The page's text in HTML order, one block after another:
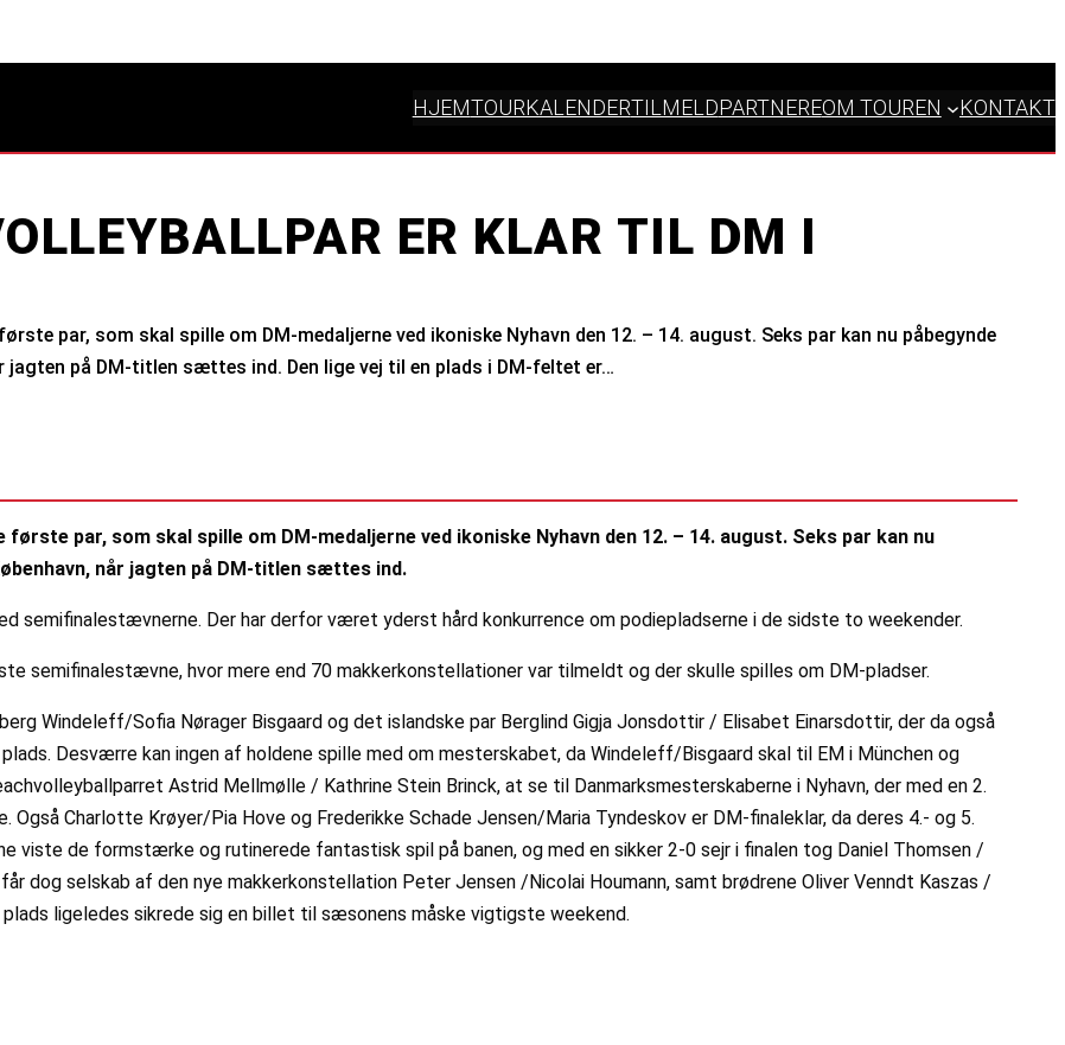
HJEMTOURKALENDERTILMELDPARTNEREOM TOUREN KONTAKT
ER KLAR TIL DM I
par, som skal spille om DM-medaljerne ved ikoniske Nyhavn den 12. – 14. august. Seks par kan nu påbegynde
jagten på DM-titlen sættes ind. Den lige vej til en plads i DM-feltet er…
par, som skal spille om DM-medaljerne ved ikoniske Nyhavn den 12. – 14. august. Seks par kan nu
når jagten på DM-titlen sættes ind.
semifinalestævnerne. Der har derfor været yderst hård konkurrence om podiepladserne i de sidste to weekender.
semifinalestævne, hvor mere end 70 makkerkonstellationer var tilmeldt og der skulle spilles om DM-pladser.
Windeleff/Sofia Nørager Bisgaard og det islandske par Berglind Gigja Jonsdottir / Elisabet Einarsdottir, der da også
Desværre kan ingen af holdene spille med om mesterskabet, da Windeleff/Bisgaard skal til EM i München og
Astrid Mellmølle / Kathrine Stein Brinck, at se til Danmarksmesterskaberne i Nyhavn, der med en 2.
Charlotte Krøyer/Pia Hove og Frederikke Schade Jensen/Maria Tyndeskov er DM-finaleklar, da deres 4.- og 5.
viste de formstærke og rutinerede fantastisk spil på banen, og med en sikker 2-0 sejr i finalen tog Daniel Thomsen /
dog selskab af den nye makkerkonstellation Peter Jensen /Nicolai Houmann, samt brødrene Oliver Venndt Kaszas /
ligeledes sikrede sig en billet til sæsonens måske vigtigste weekend.